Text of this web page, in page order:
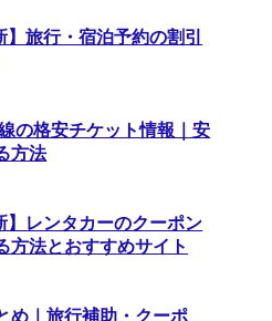
】旅行・宿泊予約の割引
の格安チケット情報｜安
方法
】レンタカーのクーポン
方法とおすすめサイト
め｜旅行補助・クーポ